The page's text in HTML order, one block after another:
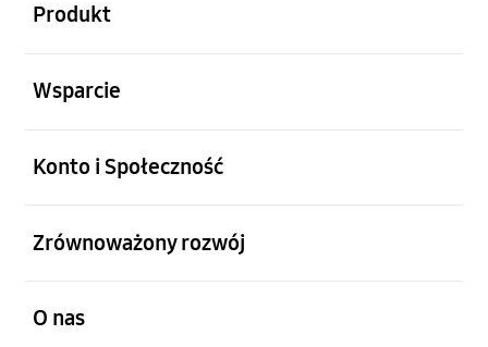
Produkt
Wsparcie
Konto i Społeczność
Zrównoważony rozwój
O nas